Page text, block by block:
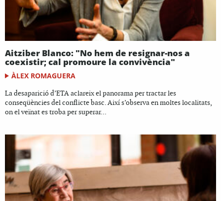
Aitziber Blanco: "No hem de resignar-nos a
coexistir; cal promoure la convivència"
ÀLEX ROMAGUERA
La desaparició d’ETA aclareix el panorama per tractar les
conseqüències del conflicte basc. Així s’observa en moltes localitats,
on el veïnat es troba per superar...